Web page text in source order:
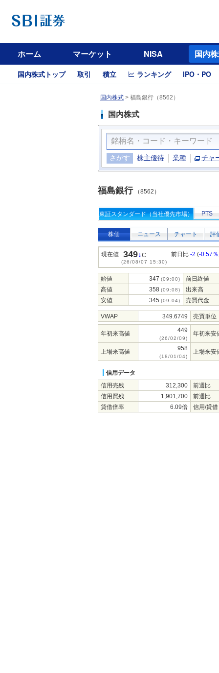
ホーム マーケット NISA 国内
国内株式トップ 取引 積立 ランキング IPO・PO
国内株式 > 福島銀行（8562）
国内株式
さがす 株主優待 業種 チャ
福島銀行（8562）
東証スタンダード（当社優先市場） PTS
株価 ニュース チャート 評
現在値 349↓C
(26/08/07 15:30)
前日比 -2 (-0.57％
始値 347 (09:00)
前日終値
高値
358 (09:08)
出来高
安値
345 (09:04) 売買代金
VWAP 349.6749 売買単位
年初来高値 449
(26/02/09)
年初来安
上場来高値 958
(18/01/04)
上場来安
信用データ
信用売残
312,300
前週比
信用買残
1,901,700
前週比
貸借倍率
6.09倍 信用/貸借